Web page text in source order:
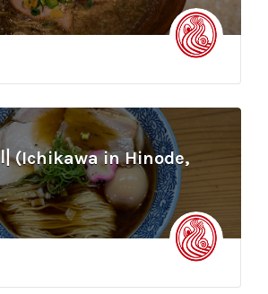
(Ichikawa in Hinode,